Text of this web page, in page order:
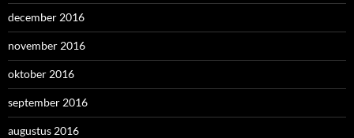
december 2016
november 2016
oktober 2016
september 2016
augustus 2016